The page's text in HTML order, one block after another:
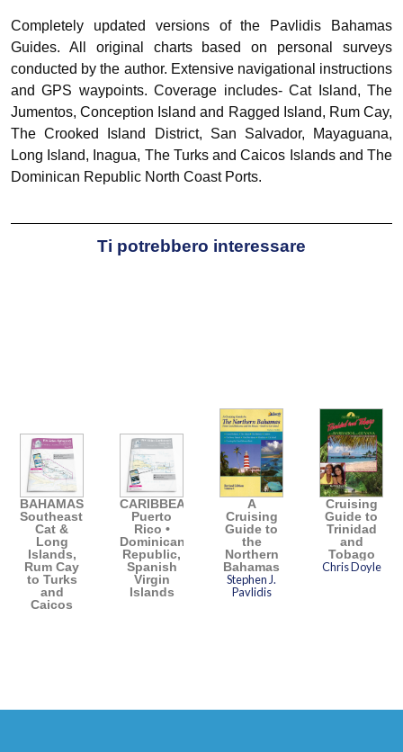
Completely updated versions of the Pavlidis Bahamas
Guides. All original charts based on personal surveys
conducted by the author. Extensive navigational instructions
and GPS waypoints. Coverage includes- Cat Island, The
Jumentos, Conception Island and Ragged Island, Rum Cay,
The Crooked Island District, San Salvador, Mayaguana,
Long Island, Inagua, The Turks and Caicos Islands and The
Dominican Republic North Coast Ports.
Ti potrebbero interessare
BAHAMAS
Southeast,
Cat &
Long
Islands,
Rum Cay
to Turks
and
Caicos
CARIBBEAN
Puerto
Rico •
Dominican
Republic,
Spanish
Virgin
Islands
A
Cruising
Guide to
the
Northern
Bahamas
Stephen J.
Pavlidis
Cruising
Guide to
Trinidad
and
Tobago
Chris Doyle